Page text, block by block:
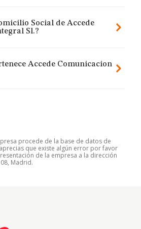
Social de Accede
Sl.?
Accede Comunicacion
procede de la base de datos de
aprecias que existe algún error por favor
de la empresa a la dirección
Madrid.